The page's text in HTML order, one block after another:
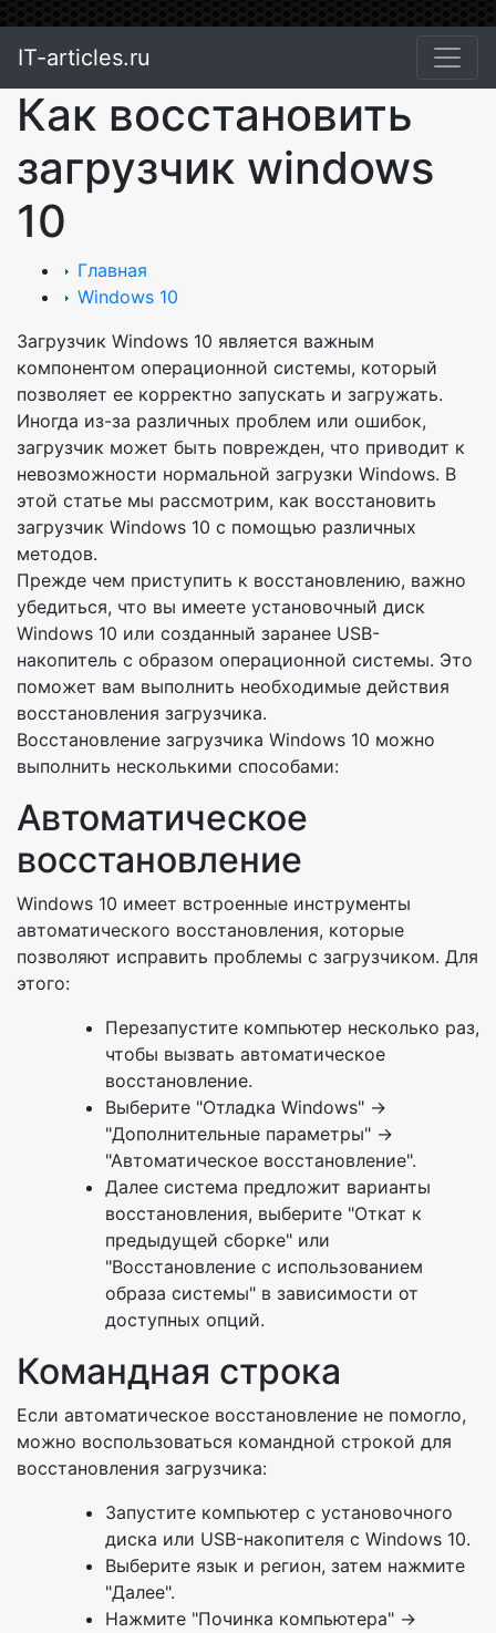
IT-articles.ru
Как восстановить
загрузчик windows
10
Главная
Windows 10
Загрузчик Windows 10 является важным
компонентом операционной системы, который
позволяет ее корректно запускать и загружать.
Иногда из-за различных проблем или ошибок,
загрузчик может быть поврежден, что приводит к
невозможности нормальной загрузки Windows. В
этой статье мы рассмотрим, как восстановить
загрузчик Windows 10 с помощью различных
методов.
Прежде чем приступить к восстановлению, важно
убедиться, что вы имеете установочный диск
Windows 10 или созданный заранее USB-
накопитель с образом операционной системы. Это
поможет вам выполнить необходимые действия
восстановления загрузчика.
Восстановление загрузчика Windows 10 можно
выполнить несколькими способами:
Автоматическое
восстановление
Windows 10 имеет встроенные инструменты
автоматического восстановления, которые
позволяют исправить проблемы с загрузчиком. Для
этого:
Перезапустите компьютер несколько раз,
чтобы вызвать автоматическое
восстановление.
Выберите "Отладка Windows" ->
"Дополнительные параметры" ->
"Автоматическое восстановление".
Далее система предложит варианты
восстановления, выберите "Откат к
предыдущей сборке" или
"Восстановление с использованием
образа системы" в зависимости от
доступных опций.
Командная строка
Если автоматическое восстановление не помогло,
можно воспользоваться командной строкой для
восстановления загрузчика:
Запустите компьютер с установочного
диска или USB-накопителя с Windows 10.
Выберите язык и регион, затем нажмите
"Далее".
Нажмите "Починка компьютера" ->